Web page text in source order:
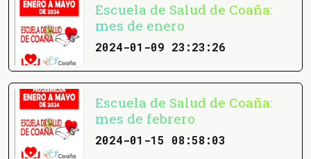
Escuela de Salud de Coaña:
mes de enero
2024-01-09 23:23:26
Escuela de Salud de Coaña:
mes de febrero
2024-01-15 08:58:03